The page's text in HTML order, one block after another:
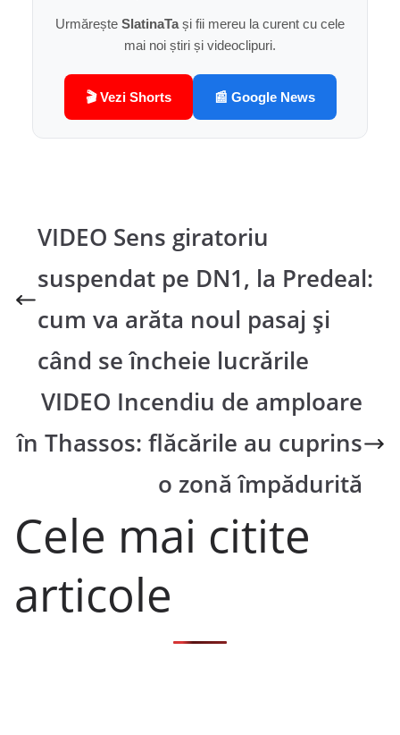
Urmărește SlatinaTași fii mereu la curent cu cele
mai noi știri și videoclipuri.
🎬 Vezi Shorts 📰 Google News
VIDEO Sens giratoriu
suspendat pe DN1, la Predeal:
cum va arăta noul pasaj și
când se încheie lucrările
VIDEO Incendiu de amploare
în Thassos: flăcările au cuprins
o zonă împădurită
Cele mai citite
articole